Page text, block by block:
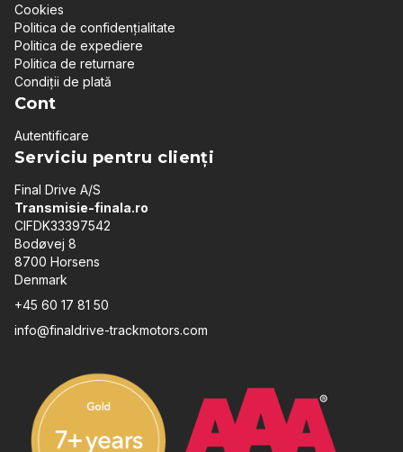
Cookies
Politica de confidențialitate
Politica de expediere
Politica de returnare
Condiții de plată
Cont
Autentificare
Serviciu pentru clienți
Final Drive A/S
Transmisie-finala.ro
CIFDK33397542
Bodøvej 8
8700 Horsens
Denmark
+45 60 17 81 50
info@finaldrive-trackmotors.com